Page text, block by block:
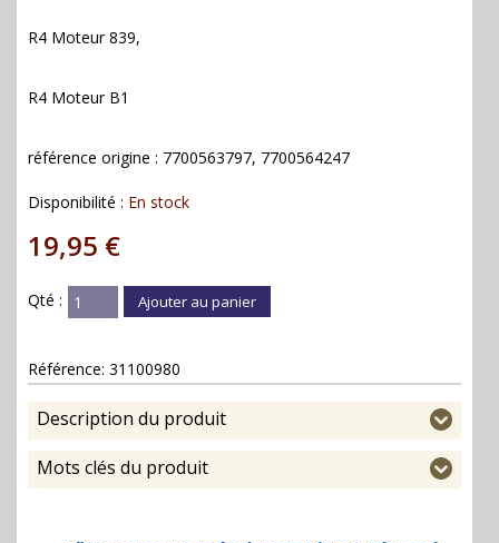
R4 Moteur 839,
R4 Moteur B1
référence origine : 7700563797, 7700564247
Disponibilité : En stock
19,95 €
Qté : Ajouter au panier
Référence: 31100980
Description du produit
Mots clés du produit